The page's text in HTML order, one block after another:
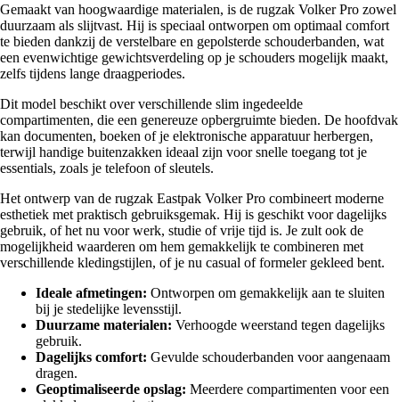
Gemaakt van hoogwaardige materialen, is de rugzak Volker Pro zowel
duurzaam als slijtvast. Hij is speciaal ontworpen om optimaal comfort
te bieden dankzij de verstelbare en gepolsterde schouderbanden, wat
een evenwichtige gewichtsverdeling op je schouders mogelijk maakt,
zelfs tijdens lange draagperiodes.
Dit model beschikt over verschillende slim ingedeelde
compartimenten, die een genereuze opbergruimte bieden. De hoofdvak
kan documenten, boeken of je elektronische apparatuur herbergen,
terwijl handige buitenzakken ideaal zijn voor snelle toegang tot je
essentials, zoals je telefoon of sleutels.
Het ontwerp van de rugzak Eastpak Volker Pro combineert moderne
esthetiek met praktisch gebruiksgemak. Hij is geschikt voor dagelijks
gebruik, of het nu voor werk, studie of vrije tijd is. Je zult ook de
mogelijkheid waarderen om hem gemakkelijk te combineren met
verschillende kledingstijlen, of je nu casual of formeler gekleed bent.
Ideale afmetingen: Ontworpen om gemakkelijk aan te sluiten
bij je stedelijke levensstijl.
Duurzame materialen: Verhoogde weerstand tegen dagelijks
gebruik.
Dagelijks comfort: Gevulde schouderbanden voor aangenaam
dragen.
Geoptimaliseerde opslag: Meerdere compartimenten voor een